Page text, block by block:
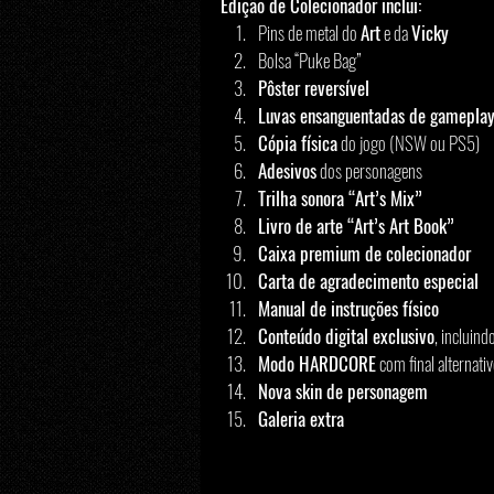
Pins de metal do Art e da Vicky
Bolsa “Puke Bag”
Pôster reversível
Luvas ensanguentadas de gameplay
Cópia física do jogo (NSW ou PS5)
Adesivos dos personagens
Trilha sonora “Art’s Mix”
Livro de arte “Art’s Art Book”
Caixa premium de colecionador
Carta de agradecimento especial
Manual de instruções físico
Conteúdo digital exclusivo,
Modo HARDCORE com final
Nova skin de personagem
Galeria extra